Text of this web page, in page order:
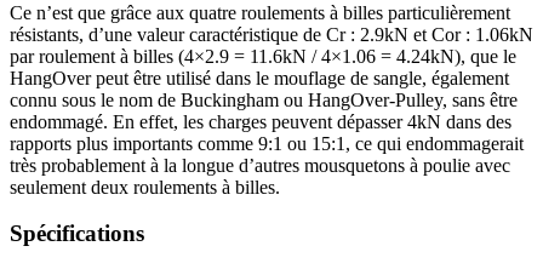
Ce n’est que grâce aux quatre roulements à billes particulièrement
résistants, d’une valeur caractéristique de Cr : 2.9kN et Cor : 1.06kN
par roulement à billes (4×2.9 = 11.6kN / 4×1.06 = 4.24kN), que le
HangOver peut être utilisé dans le mouflage de sangle, également
connu sous le nom de Buckingham ou HangOver-Pulley, sans être
endommagé. En effet, les charges peuvent dépasser 4kN dans des
rapports plus importants comme 9:1 ou 15:1, ce qui endommagerait
très probablement à la longue d’autres mousquetons à poulie avec
seulement deux roulements à billes.
Spécifications